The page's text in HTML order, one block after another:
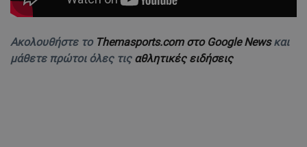
Ακολουθήστε το Themasports.com στο Google Newsκαι
μάθετε πρώτοι όλες τις αθλητικές ειδήσεις